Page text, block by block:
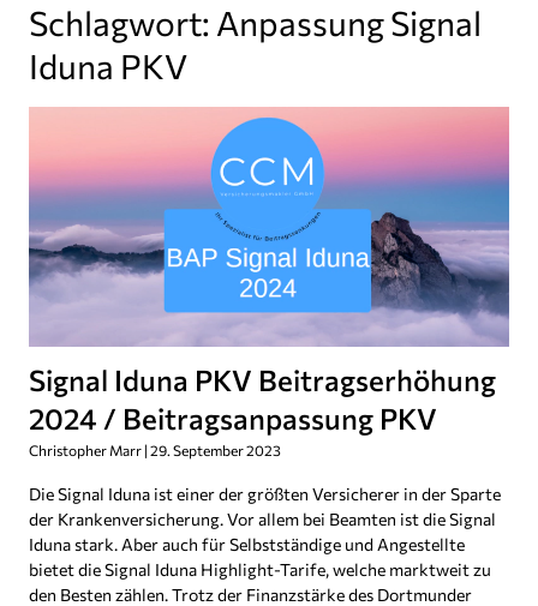
Schlagwort: Anpassung Signal
Iduna PKV
Signal Iduna PKV Beitragserhöhung
2024 / Beitragsanpassung PKV
Christopher Marr 29. September 2023
Die Signal Iduna ist einer der größten Versicherer in der Sparte
der Krankenversicherung. Vor allem bei Beamten ist die Signal
Iduna stark. Aber auch für Selbstständige und Angestellte
bietet die Signal Iduna Highlight-Tarife, welche marktweit zu
den Besten zählen. Trotz der Finanzstärke des Dortmunder